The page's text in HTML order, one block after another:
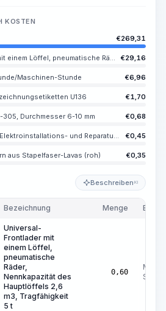
KOSTEN
€269,31
Universal-Frontlader mit einem Löffel, pneumatische Räder, Nennkapazität des Hauptlöffels 2,6 m3, Tragfähigkeit 5 t €29,16
Maschinen-Stunde €6,96
U136 €1,70
Durchmesser 6-10 mm €0,68
PVC-Isolierbänder für Elektroinstallations- und Reparaturarbeiten, Farbe schwarz, Breite 19 mm, Dicke 0,18 mm €0,45
aus Stapelfaser-Lavas (roh) €0,35
Beschreiben KI
Bezeichnung Menge Einheit
Universal-
Frontlader mit
einem Löffel,
pneumatische
Räder,
Nennkapazität des
Hauptlöffels 2,6
m3, Tragfähigkeit
5 t
0,60
Std.